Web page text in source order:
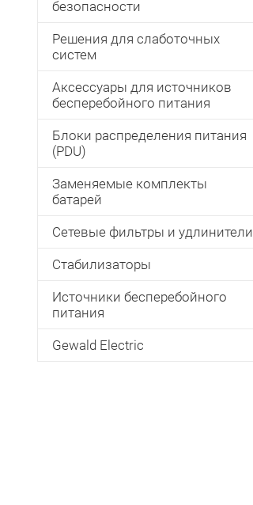
безопасности
Решения для слаботочных
систем
Аксессуары для источников
бесперебойного питания
Блоки распределения питания
(PDU)
Заменяемые комплекты
батарей
Сетевые фильтры и удлинители
Стабилизаторы
Источники бесперебойного
питания
Gewald Electric